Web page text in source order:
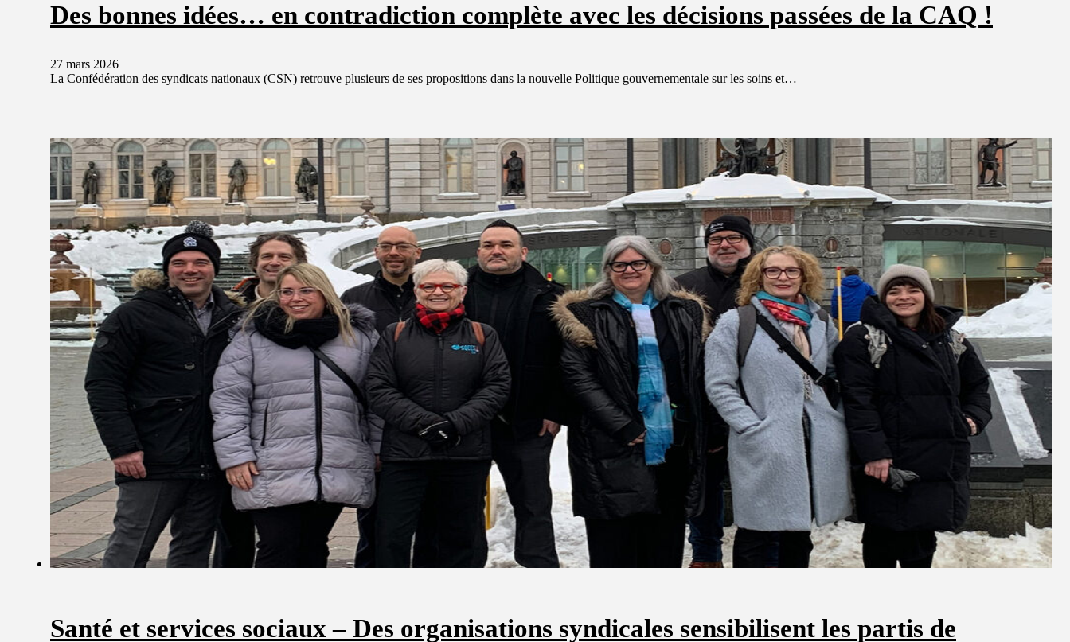
Des bonnes idées… en contradiction complète avec les décisions passées de la CAQ !
27 mars 2026
La Confédération des syndicats nationaux (CSN) retrouve plusieurs de ses propositions dans la nouvelle Politique gouvernementale sur les soins et…
Santé et services sociaux – Des organisations syndicales sensibilisent les partis de